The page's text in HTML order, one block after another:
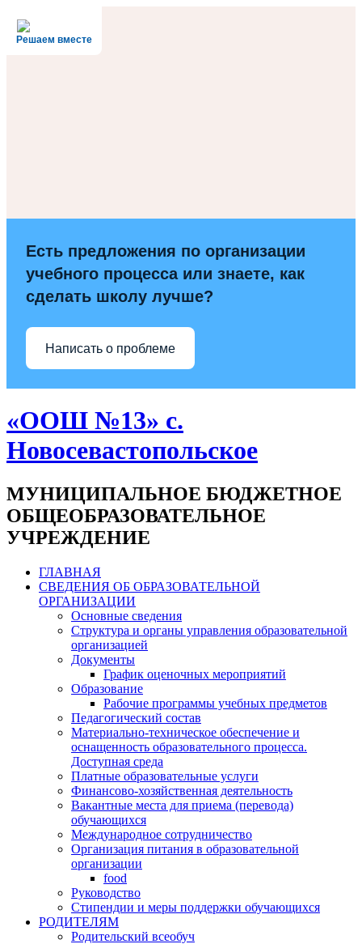
Решаем вместе
Есть предложения по организации
учебного процесса или знаете, как
сделать школу лучше?
Написать о проблеме
«ООШ №13» с.
Новосевастопольское
МУНИЦИПАЛЬНОЕ БЮДЖЕТНОЕ
ОБЩЕОБРАЗОВАТЕЛЬНОЕ
УЧРЕЖДЕНИЕ
ГЛАВНАЯ
СВЕДЕНИЯ ОБ ОБРАЗОВАТЕЛЬНОЙ
ОРГАНИЗАЦИИ
Основные сведения
Структура и органы управления образовательной
организацией
Документы
График оценочных мероприятий
Образование
Рабочие программы учебных предметов
Педагогический состав
Материально-техническое обеспечение и
оснащенность образовательного процесса.
Доступная среда
Платные образовательные услуги
Финансово-хозяйственная деятельность
Вакантные места для приема (перевода)
обучающихся
Международное сотрудничество
Организация питания в образовательной
организации
food
Руководство
Стипендии и меры поддержки обучающихся
РОДИТЕЛЯМ
Родительский всеобуч